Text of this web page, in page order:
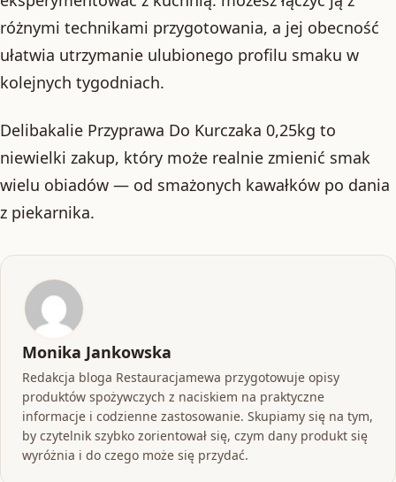
różnymi technikami przygotowania, a jej obecność
ułatwia utrzymanie ulubionego profilu smaku w
kolejnych tygodniach.
Delibakalie Przyprawa Do Kurczaka 0,25kg to
niewielki zakup, który może realnie zmienić smak
wielu obiadów — od smażonych kawałków po dania
z piekarnika.
Monika Jankowska
Redakcja bloga Restauracjamewa przygotowuje opisy
produktów spożywczych z naciskiem na praktyczne
informacje i codzienne zastosowanie. Skupiamy się na tym,
by czytelnik szybko zorientował się, czym dany produkt się
wyróżnia i do czego może się przydać.